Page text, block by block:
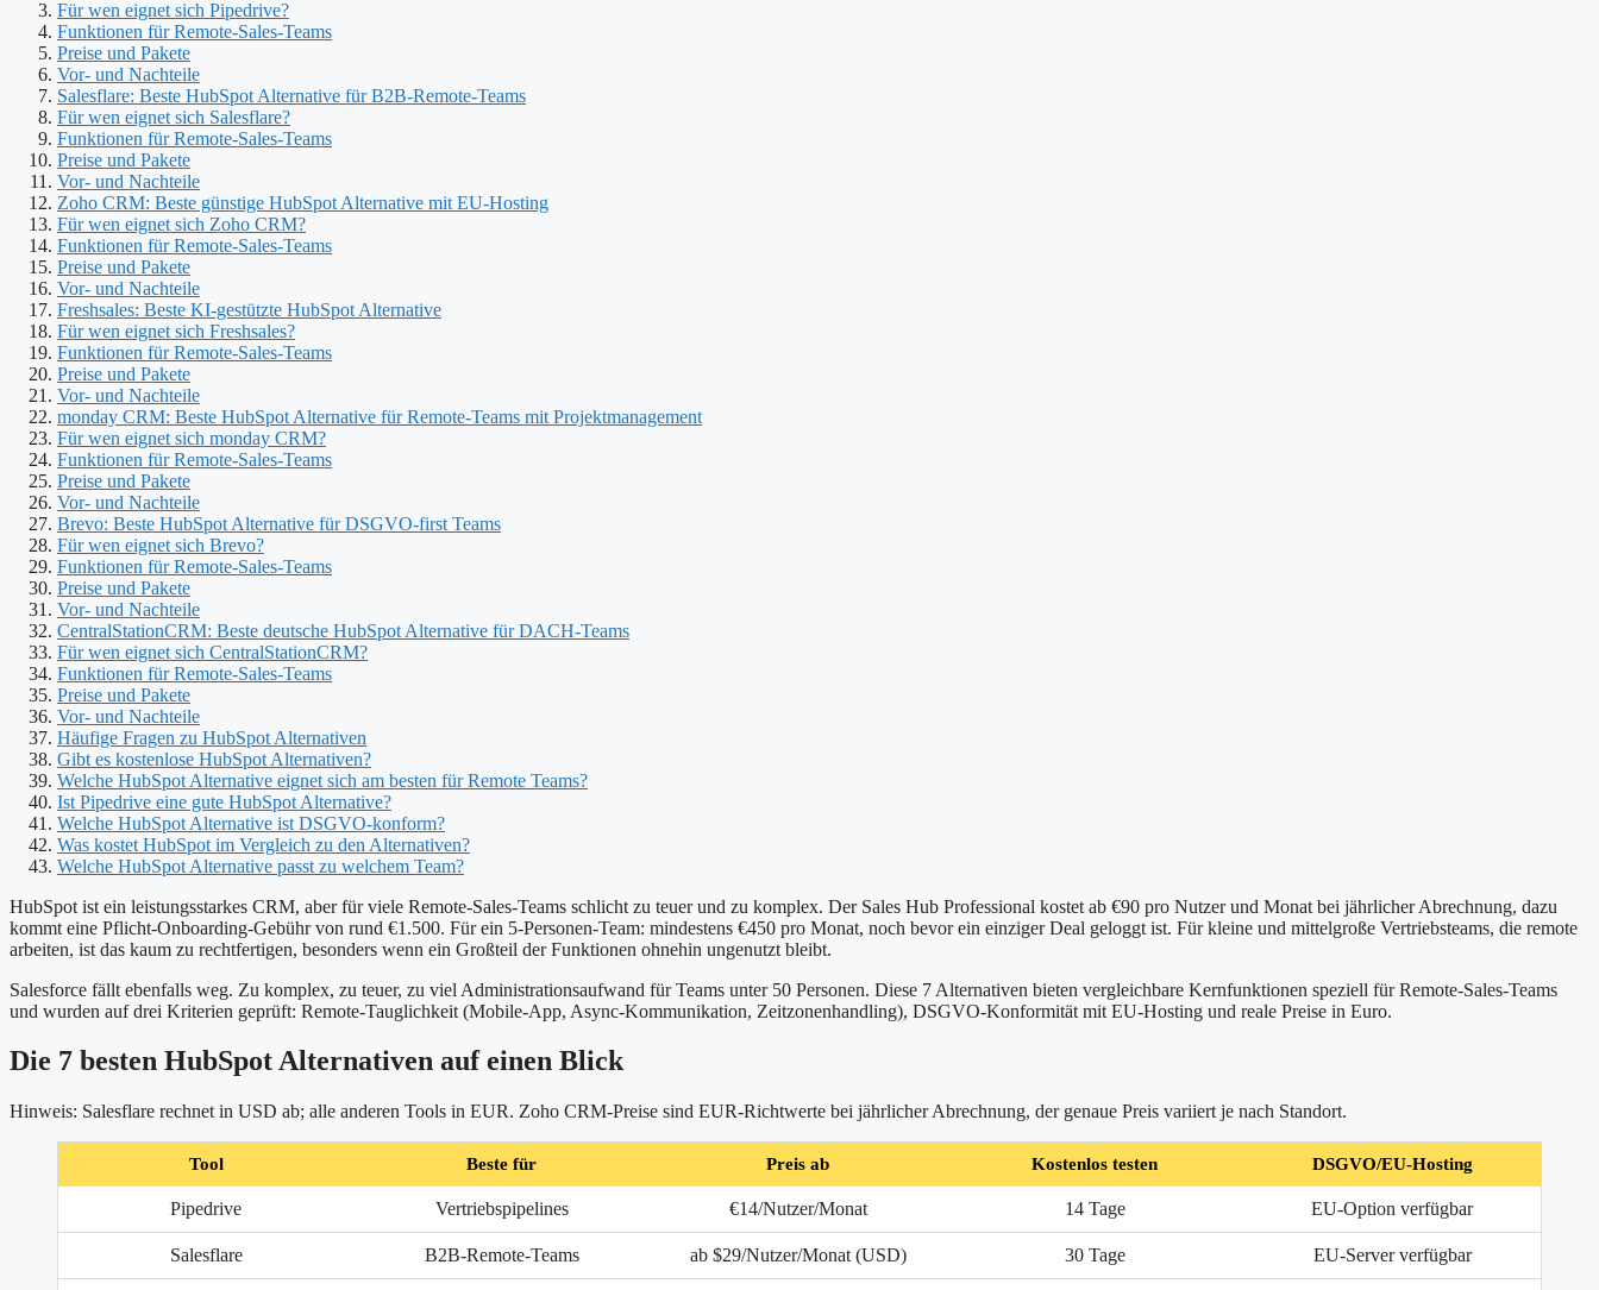
Für wen eignet sich Pipedrive?
Funktionen für Remote-Sales-Teams
Preise und Pakete
Vor- und Nachteile
Salesflare: Beste HubSpot Alternative für B2B-Remote-Teams
Für wen eignet sich Salesflare?
Funktionen für Remote-Sales-Teams
Preise und Pakete
Vor- und Nachteile
Zoho CRM: Beste günstige HubSpot Alternative mit EU-Hosting
Für wen eignet sich Zoho CRM?
Funktionen für Remote-Sales-Teams
Preise und Pakete
Vor- und Nachteile
Freshsales: Beste KI-gestützte HubSpot Alternative
Für wen eignet sich Freshsales?
Funktionen für Remote-Sales-Teams
Preise und Pakete
Vor- und Nachteile
monday CRM: Beste HubSpot Alternative für Remote-Teams mit Projektmanagement
Für wen eignet sich monday CRM?
Funktionen für Remote-Sales-Teams
Preise und Pakete
Vor- und Nachteile
Brevo: Beste HubSpot Alternative für DSGVO-first Teams
Für wen eignet sich Brevo?
Funktionen für Remote-Sales-Teams
Preise und Pakete
Vor- und Nachteile
CentralStationCRM: Beste deutsche HubSpot Alternative für DACH-Teams
Für wen eignet sich CentralStationCRM?
Funktionen für Remote-Sales-Teams
Preise und Pakete
Vor- und Nachteile
Häufige Fragen zu HubSpot Alternativen
Gibt es kostenlose HubSpot Alternativen?
Welche HubSpot Alternative eignet sich am besten für Remote Teams?
Ist Pipedrive eine gute HubSpot Alternative?
Welche HubSpot Alternative ist DSGVO-konform?
Was kostet HubSpot im Vergleich zu den Alternativen?
Welche HubSpot Alternative passt zu welchem Team?
HubSpot ist ein leistungsstarkes CRM, aber für viele Remote-Sales-Teams schlicht zu teuer und zu komplex. Der Sales Hub Professional kostet ab €90 pro Nutzer und Monat bei jährlicher Abrechnung, dazu
kommt eine Pflicht-Onboarding-Gebühr von rund €1.500. Für ein 5-Personen-Team: mindestens €450 pro Monat, noch bevor ein einziger Deal geloggt ist. Für kleine und mittelgroße Vertriebsteams, die remote
arbeiten, ist das kaum zu rechtfertigen, besonders wenn ein Großteil der Funktionen ohnehin ungenutzt bleibt.
Salesforce fällt ebenfalls weg. Zu komplex, zu teuer, zu viel Administrationsaufwand für Teams unter 50 Personen. Diese 7 Alternativen bieten vergleichbare Kernfunktionen speziell für Remote-Sales-Teams
und wurden auf drei Kriterien geprüft: Remote-Tauglichkeit (Mobile-App, Async-Kommunikation, Zeitzonenhandling), DSGVO-Konformität mit EU-Hosting und reale Preise in Euro.
Die 7 besten HubSpot Alternativen auf einen Blick
Hinweis: Salesflare rechnet in USD ab; alle anderen Tools in EUR. Zoho CRM-Preise sind EUR-Richtwerte bei jährlicher Abrechnung, der genaue Preis variiert je nach Standort.
Tool Beste für Preis ab Kostenlos testen DSGVO/EU-Hosting
Pipedrive Vertriebspipelines €14/Nutzer/Monat 14 Tage EU-Option verfügbar
Salesflare B2B-Remote-Teams ab $29/Nutzer/Monat (USD) 30 Tage EU-Server verfügbar